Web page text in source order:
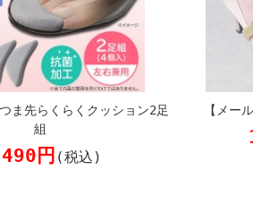
ま先らくらくクッション2足
組
円 (税込)
【メー